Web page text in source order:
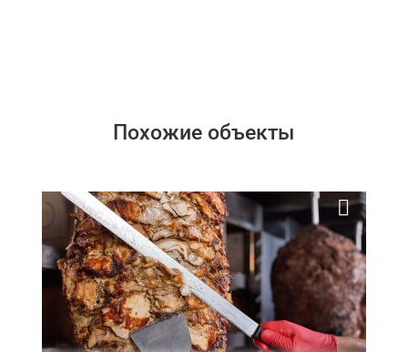
Похожие объекты